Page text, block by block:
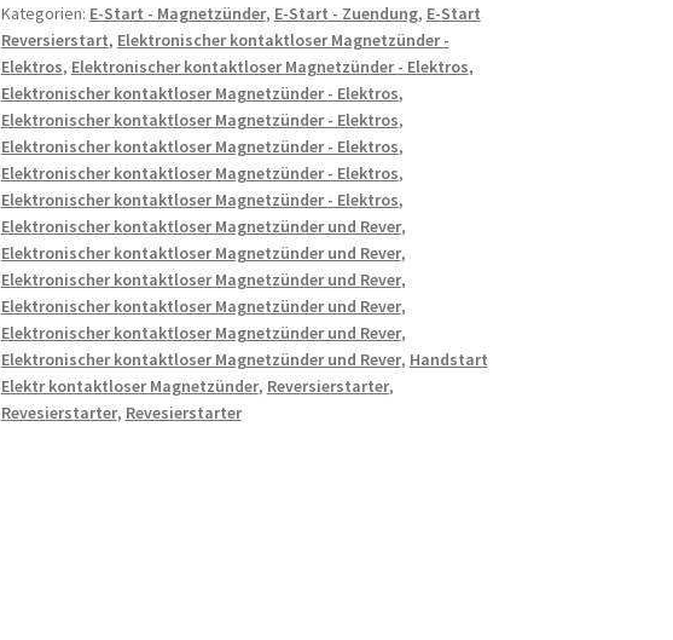
Kategorien: E-Start - Magnetzünder, E-Start - Zuendung, E-Start
Reversierstart, Elektronischer kontaktloser Magnetzünder -
Elektros, Elektronischer kontaktloser Magnetzünder - Elektros,
Elektronischer kontaktloser Magnetzünder - Elektros,
Elektronischer kontaktloser Magnetzünder - Elektros,
Elektronischer kontaktloser Magnetzünder - Elektros,
Elektronischer kontaktloser Magnetzünder - Elektros,
Elektronischer kontaktloser Magnetzünder - Elektros,
Elektronischer kontaktloser Magnetzünder und Rever,
Elektronischer kontaktloser Magnetzünder und Rever,
Elektronischer kontaktloser Magnetzünder und Rever,
Elektronischer kontaktloser Magnetzünder und Rever,
Elektronischer kontaktloser Magnetzünder und Rever,
Elektronischer kontaktloser Magnetzünder und Rever, Handstart
Elektr kontaktloser Magnetzünder, Reversierstarter,
Revesierstarter, Revesierstarter